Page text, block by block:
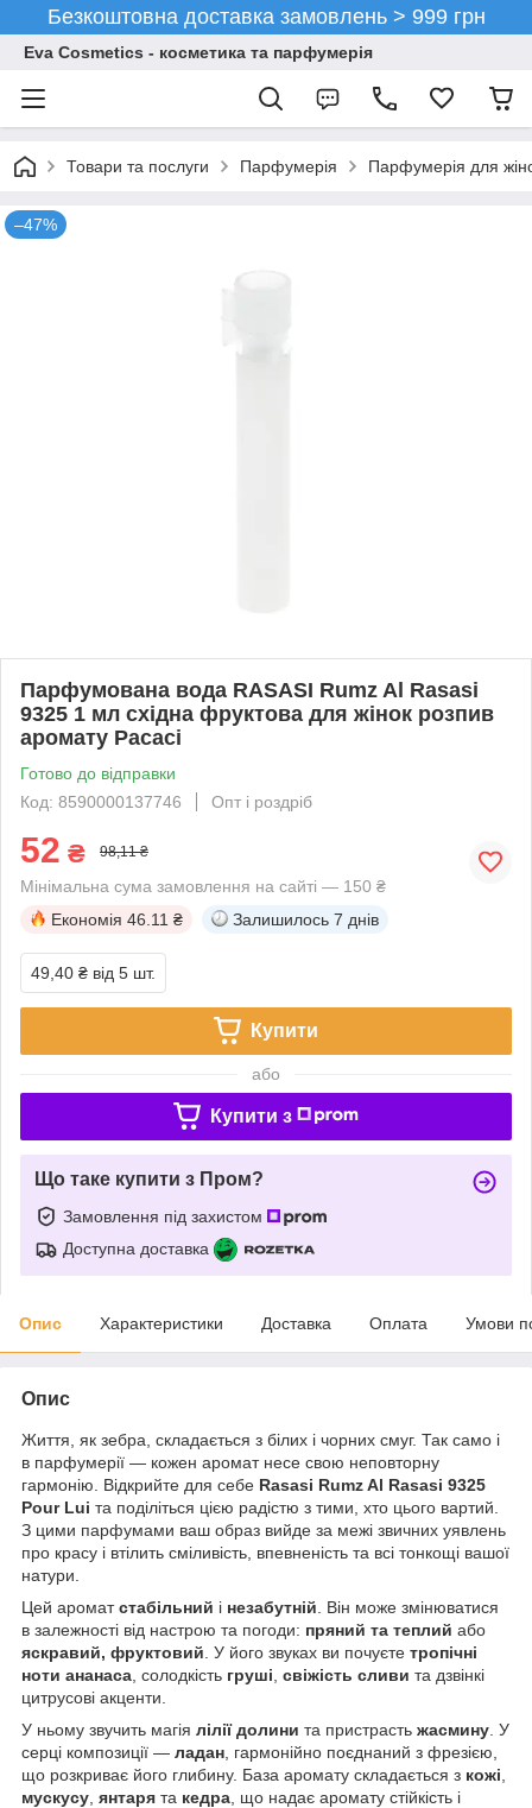
Безкоштовна доставка замовлень > 999 грн
Eva Cosmetics - косметика та парфумерія
Товари та послуги Парфумерія Парфумерія для
–47%
Парфумована вода RASASI Rumz Al Rasasi
9325 1 мл східна фруктова для жінок розпив
аромату Расасі
Готово до відправки
Код: 8590000137746
Опт і роздріб
52 ₴ 98,11 ₴
Мінімальна сума замовлення на сайті — 150 ₴
Економія 46.11 ₴ Залишилось 7 днів
49,40 ₴ від 5 шт.
Купити
або
Купити з
Що таке купити з Пром?
Замовлення під захистом
Доступна доставка
Опис Характеристики Доставка Оплата Умови
Опис
Життя, як зебра, складається з білих і чорних смуг. Так само і
в парфумерії — кожен аромат несе свою неповторну
гармонію. Відкрийте для себе Rasasi Rumz Al Rasasi 9325
Pour Lui та поділіться цією радістю з тими, хто цього вартий.
З цими парфумами ваш образ вийде за межі звичних уявлень
про красу і втілить сміливість, впевненість та всі тонкощі вашої
натури.
Цей ароматстабільний і незабутній . Він може змінюватися
в залежності від настрою та погоди: пряний та теплий або
яскравий, фруктовий . У його звуках ви почуєте тропічні
ноти ананаса , солодкість груші свіжість сливи та дзвінкі
цитрусові акценти.
У ньому звучить магія лілії долини та пристрасть жасмину . У
серці композиції — ладан , гармонійно поєднаний з фрезією,
що розкриває його глибину. База аромату складається з кожі
мускусу янтаря та кедра , що надає аромату стійкість і